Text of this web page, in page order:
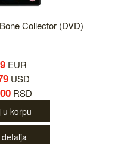
Collector (DVD)
EUR
USD
RSD
u korpu